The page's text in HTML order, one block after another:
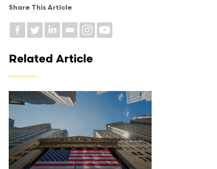
Share This Article
Related Article